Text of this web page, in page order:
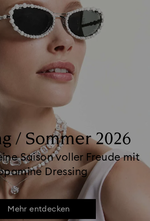
/ Sommer 2026
Saison voller Freude mit
Dressing
Mehr entdecken